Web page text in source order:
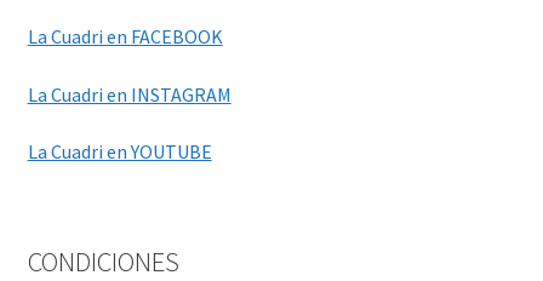
La Cuadri en FACEBOOK
La Cuadri en INSTAGRAM
La Cuadri en YOUTUBE
CONDICIONES